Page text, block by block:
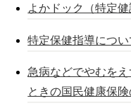
よかドック（特定
特定保健指導につい
急病などでやむを
ときの国民健康保